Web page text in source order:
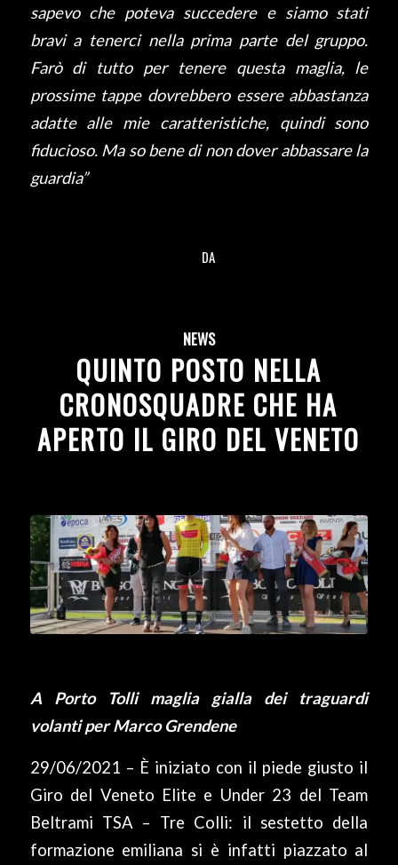
sapevo che poteva succedere e siamo stati
bravi a tenerci nella prima parte del gruppo.
Farò di tutto per tenere questa maglia, le
prossime tappe dovrebbero essere abbastanza
adatte alle mie caratteristiche, quindi sono
fiducioso. Ma so bene di non dover abbassare la
guardia”
DA
NEWS
QUINTO POSTO NELLA
CRONOSQUADRE CHE HA
APERTO IL GIRO DEL VENETO
A Porto Tolli maglia gialla dei traguardi
volanti per Marco Grendene
29/06/2021 – È iniziato con il piede giusto il
Giro del Veneto Elite e Under 23 del Team
Beltrami TSA – Tre Colli: il sestetto della
formazione emiliana si è infatti piazzato al